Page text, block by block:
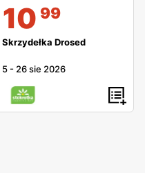
10 99
Skrzydełka Drosed
5 - 26 sie 2026